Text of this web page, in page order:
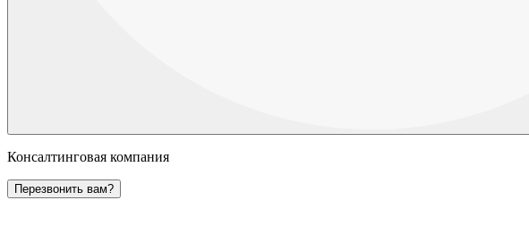
Консалтинговая компания
Перезвонить вам?